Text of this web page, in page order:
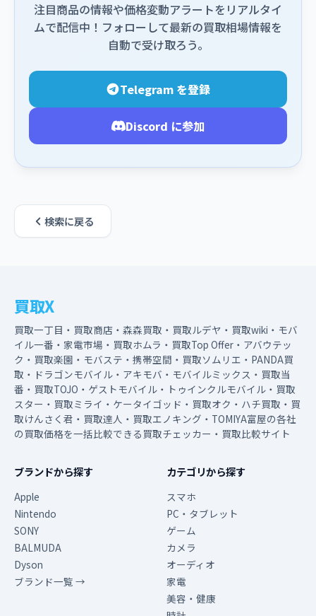
注目商品の情報や価格変動アラートをリアルタイ
ムで配信中！フォローして最新の買取相場情報を
自動で受け取ろう。
Telegram を登録
Discord に参加
検索に戻る
買取X
買取一丁目・買取商店・森森買取・買取ルデヤ・買取wiki・モバ
イル一番・家電市場・買取ホムラ・買取Top Offer・アバウテッ
ク・買取楽園・モバステ・携帯空間・買取ソムリエ・PANDA買
取・ドラゴンモバイル・アキモバ・モバイルミックス・買取当
番・買取TOJO・ゲストモバイル・トゥインクルモバイル・買取
スター・買取ミライ・ケータイゴッド・買取オク・ハチ買取・買
取けんさく君・買取達人・買取エノキング・TOMIYA富屋の各社
の買取価格を一括比較できる買取チェッカー・買取比較サイト
ブランドから探す
Apple
Nintendo
SONY
BALMUDA
Dyson
ブランド一覧 →
カテゴリから探す
スマホ
PC・タブレット
ゲーム
カメラ
オーディオ
家電
美容・健康